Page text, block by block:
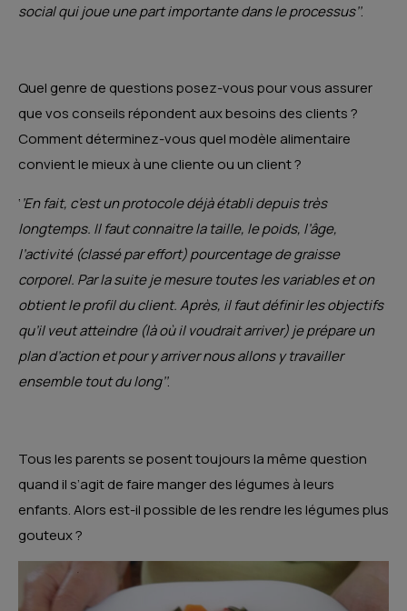
social qui joue une part importante dans le processus’’.
Quel genre de questions posez-vous pour vous assurer
que vos conseils répondent aux besoins des clients ?
Comment déterminez-vous quel modèle alimentaire
convient le mieux à une cliente ou un client ?
‘’En fait, c’est un protocole déjà établi depuis très
longtemps. Il faut connaitre la taille, le poids, l’âge,
l’activité (classé par effort) pourcentage de graisse
corporel. Par la suite je mesure toutes les variables et on
obtient le profil du client. Après, il faut définir les objectifs
qu’il veut atteindre (là où il voudrait arriver) je prépare un
plan d’action et pour y arriver nous allons y travailler
ensemble tout du long’’.
Tous les parents se posent toujours la même question
quand il s’agit de faire manger des légumes à leurs
enfants. Alors est-il possible de les rendre les légumes plus
gouteux ?